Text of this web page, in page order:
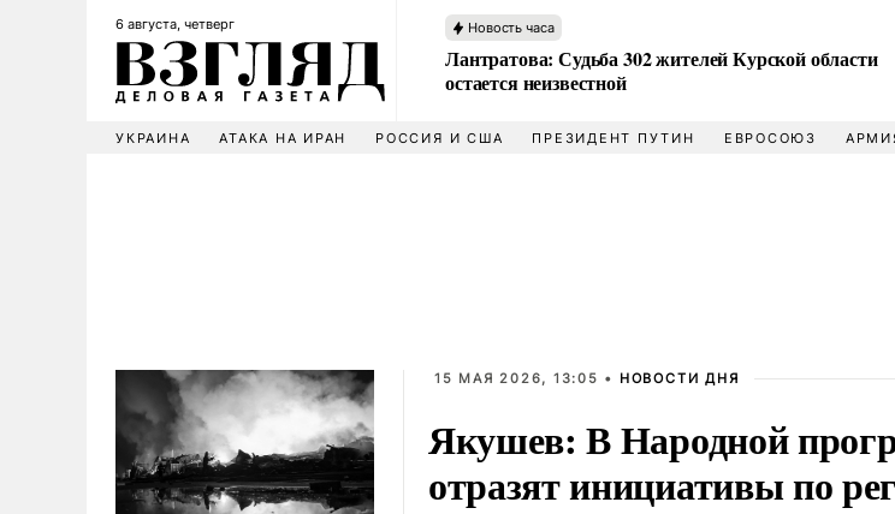
6 августа, четверг Новость часа
Лантратова: Судьба 302 жителей Курской области
остается неизвестной
УКРАИНА АТАКА НА ИРАН РОССИЯ И США ПРЕЗИДЕНТ ПУТИН ЕВРОСОЮЗ
15 МАЯ 2026, 13:05 • НОВОСТИ ДНЯ
Якушев: В Народной
отразят инициативы по